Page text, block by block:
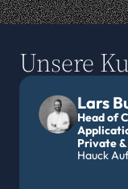
Unsere
Lars
Head of
Private
Hauck